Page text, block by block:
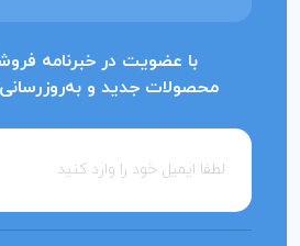
با عضویت در خبرنامه
محصولات جدید و